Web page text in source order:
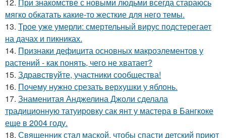
мягко обкатать какие-то жесткие для него темы.
13. Трое уже умерли: смертельный вирус подстерегает
на дачах и пикниках.
14. Признаки дефицита основных макроэлементов у
растений - как понять, чего не хватает?
15. Здравствуйте, участники сообщества!
16. Почему нужно срезать верхушки у яблонь.
17. Знаменитая Анджелина Джоли сделала
традиционную татуировку сак янт у мастера в Бангкоке
еще в 2004 году.
18. Священник стал маской, чтобы спасти детский приют